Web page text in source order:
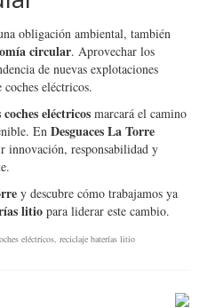
obligación ambiental, también
circular. Aprovechar los
de nuevas explotaciones
eléctricos.
eléctricos marcará el camino
En Desguaces La Torre
innovación, responsabilidad y
y descubre cómo trabajamos ya
litio para liderar este cambio.
eléctricos, reciclaje baterías litio